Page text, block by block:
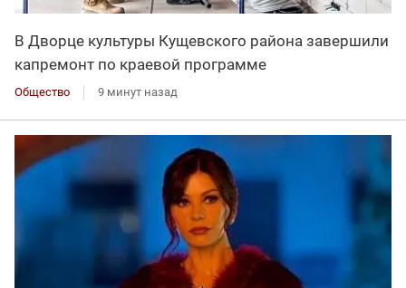
В Дворце культуры Кущевского района завершили
капремонт по краевой программе
Общество 9 минут назад